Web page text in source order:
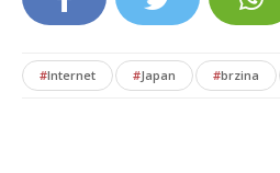
#Internet #Japan #brzina